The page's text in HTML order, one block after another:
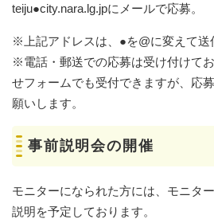
teiju●city.nara.lg.jpにメールで応募。
※上記アドレスは、●を@に変えて送
※電話・郵送での応募は受け付けて
せフォームでも受付できますが、応
願いします。
事前説明会の開催
モニターになられた方には、モニタ
説明を予定しております。